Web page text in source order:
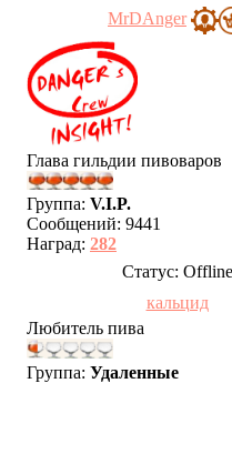
MrDAnger
Глава гильдии пивоваров
Группа: V.I.P.
Сообщений: 9441
Наград: 282
Статус: Offline
кальцид
Любитель пива
Группа: Удаленные